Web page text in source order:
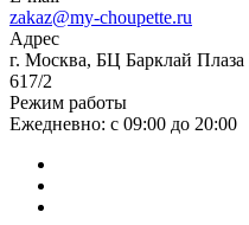
zakaz@my-choupette.ru
Адрес
г. Москва, БЦ Барклай
617/2
Режим работы
Ежедневно: с 09:00 до 20:00